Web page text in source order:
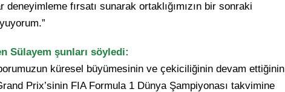
fırsatı sunarak ortaklığımızın bir sonraki
Sülayem şunları söyledi:
küresel büyümesinin ve çekiciliğinin devam ettiğinin
Prix’sinin FIA Formula 1 Dünya Şampiyonası takvimine